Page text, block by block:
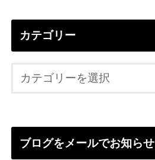
カテゴリー
ブログをメールでお知らせ